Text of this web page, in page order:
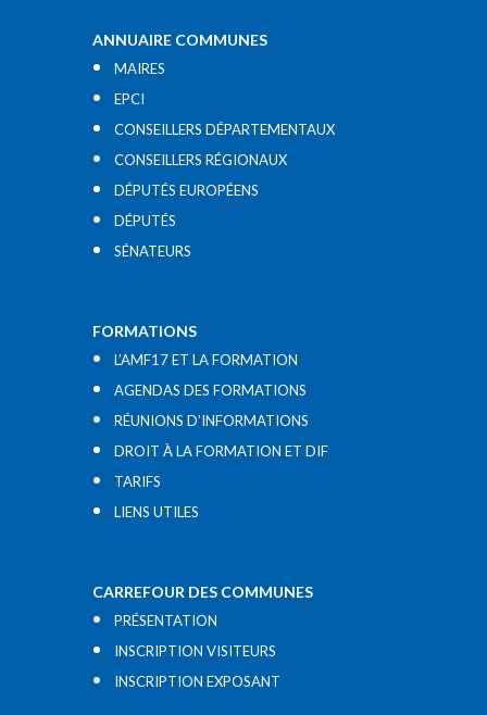
ANNUAIRE COMMUNES
MAIRES
EPCI
CONSEILLERS DÉPARTEMENTAUX
CONSEILLERS RÉGIONAUX
DÉPUTÉS EUROPÉENS
DÉPUTÉS
SÉNATEURS
FORMATIONS
L’AMF17 ET LA FORMATION
AGENDAS DES FORMATIONS
RÉUNIONS D’INFORMATIONS
DROIT À LA FORMATION ET DIF
TARIFS
LIENS UTILES​
CARREFOUR DES COMMUNES
PRÉSENTATION
INSCRIPTION VISITEURS
INSCRIPTION EXPOSANT